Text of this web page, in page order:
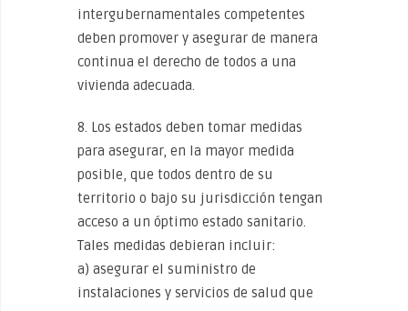
intergubernamentales competentes
deben promover y asegurar de manera
continua el derecho de todos a una
vivienda adecuada.
8. Los estados deben tomar medidas
para asegurar, en la mayor medida
posible, que todos dentro de su
territorio o bajo su jurisdicción tengan
acceso a un óptimo estado sanitario.
Tales medidas debieran incluir:
a) asegurar el suministro de
instalaciones y servicios de salud que